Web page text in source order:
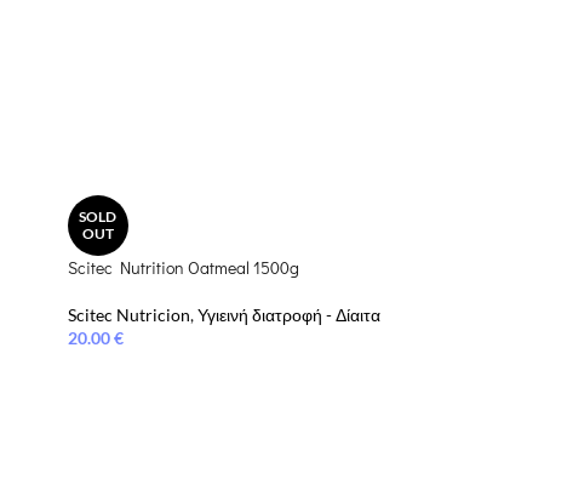
SOLD
OUT
Scitec Nutrition Oatmeal 1500g
Scitec Nutricion, Υγιεινή διατροφή - Δίαιτα
20.00€